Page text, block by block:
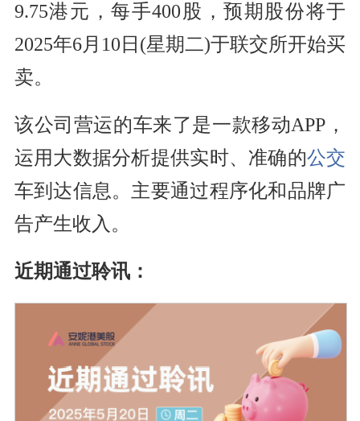
9.75港元，每手400股，预期股份将于
2025年6月10日(星期二)于联交所开始买
卖。
该公司营运的车来了是一款移动APP，
运用大数据分析提供实时、准确的公交
车到达信息。主要通过程序化和品牌广
告产生收入。
近期通过聆讯：